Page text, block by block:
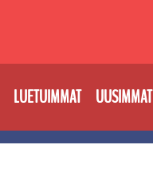
LUETUIMMAT UUSIMMAT